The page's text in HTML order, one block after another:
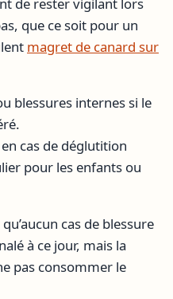
que ce soit pour un
magret de canard sur
blessures internes si le
cas de déglutition
pour les enfants ou
cas de blessure
à ce jour, mais la
pas consommer le